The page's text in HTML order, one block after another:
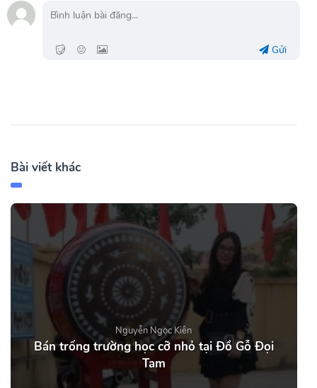
Gửi
Bài viết khác
Nguyễn Ngọc Kiên
Bán trống trường học cỡ nhỏ tại Đồ Gỗ Đọi
Tam